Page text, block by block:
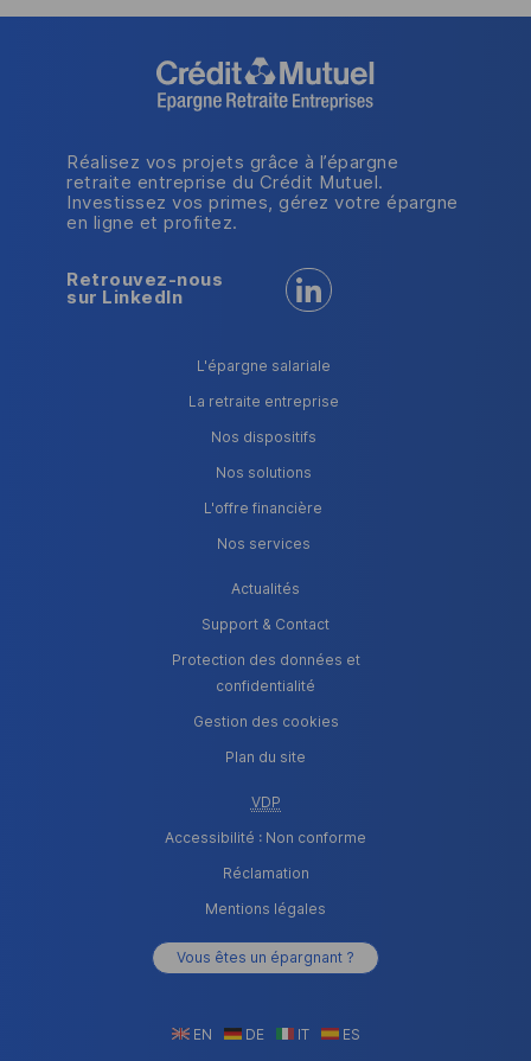
Réalisez vos projets grâce à l’épargne
retraite entreprise du Crédit Mutuel.
Investissez vos primes, gérez votre épargne
en ligne et profitez.
Retrouvez-nous
sur LinkedIn Retrouvez-nous sur
L'épargne salariale
La retraite entreprise
Nos dispositifs
Nos solutions
L'offre financière
Nos services
Actualités
Support & Contact
Protection des données et
confidentialité
Gestion des cookies
Plan du site
VDP
Accessibilité : Non conforme
Réclamation
Mentions légales
Vous êtes un épargnant ?
EN DE IT ES